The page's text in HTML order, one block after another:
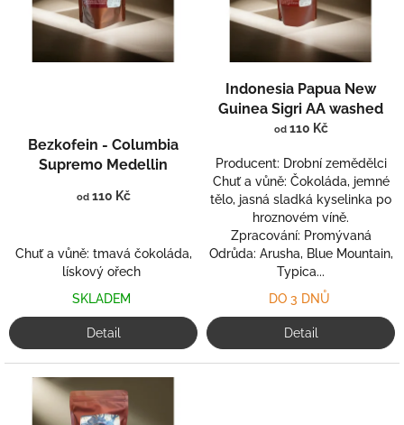
Bezkofein - Columbia
Supremo Medellin
od110 Kč
Chuť a vůně: tmavá čokoláda,
lískový ořech
SKLADEM
Detail
Indonesia Papua New
Guinea Sigri AA washed
od110 Kč
Producent: Drobní zemědělci
Chuť a vůně: Čokoláda, jemné
tělo, jasná sladká kyselinka po
hroznovém víně.
Zpracování: Promývaná
Odrůda: Arusha, Blue Mountain,
Typica...
DO 3 DNŮ
Detail